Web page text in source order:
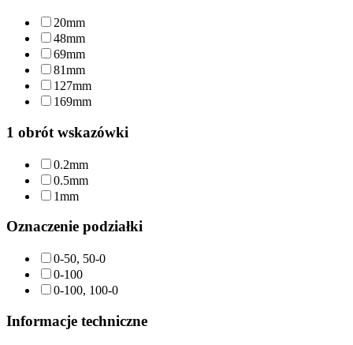
20mm
48mm
69mm
81mm
127mm
169mm
1 obrót wskazówki
0.2mm
0.5mm
1mm
Oznaczenie podziałki
0-50, 50-0
0-100
0-100, 100-0
Informacje techniczne